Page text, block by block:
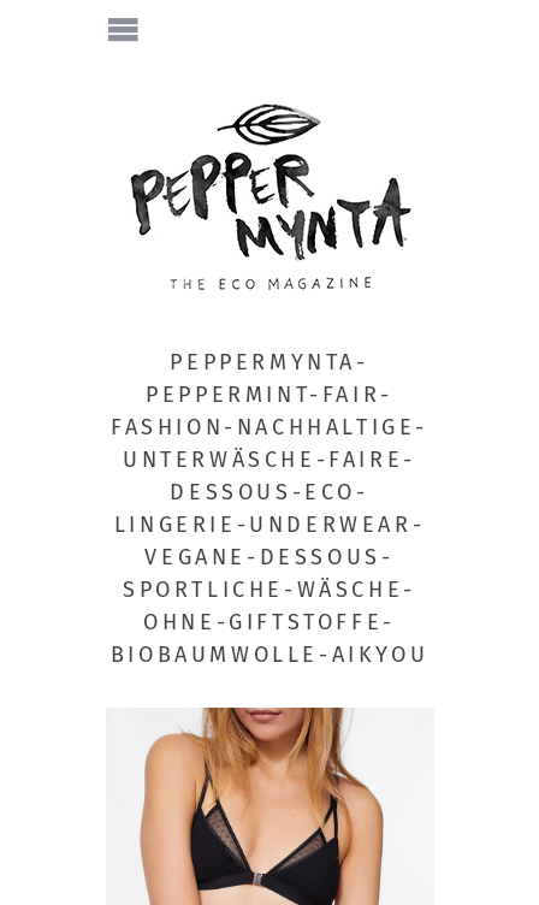
PEPPERMYNTA-
PEPPERMINT-FAIR-
FASHION-NACHHALTIGE-
UNTERWÄSCHE-FAIRE-
DESSOUS-ECO-
LINGERIE-UNDERWEAR-
VEGANE-DESSOUS-
SPORTLICHE-WÄSCHE-
OHNE-GIFTSTOFFE-
BIOBAUMWOLLE-AIKYOU